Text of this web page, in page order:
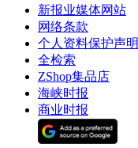
新报业媒体网站
网络条款
个人资料保护声明
全检索
ZShop集品店
海峡时报
商业时报